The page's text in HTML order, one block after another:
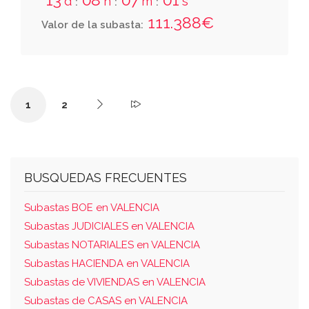
extensión superficial de sesenta y tres
metros treinta decímetros cuadrados; ;
da a un patio interior.
Valor de la subasta: 111.388€
1 2
BUSQUEDAS FRECUENTES
Subastas BOE en VALENCIA
Subastas JUDICIALES en VALENCIA
Subastas NOTARIALES en VALENCIA
Subastas HACIENDA en VALENCIA
Subastas de VIVIENDAS en VALENCIA
Subastas de CASAS en VALENCIA